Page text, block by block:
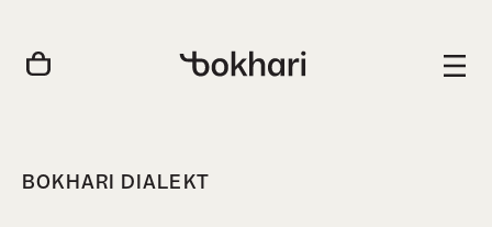
BOKHARI DIALEKT